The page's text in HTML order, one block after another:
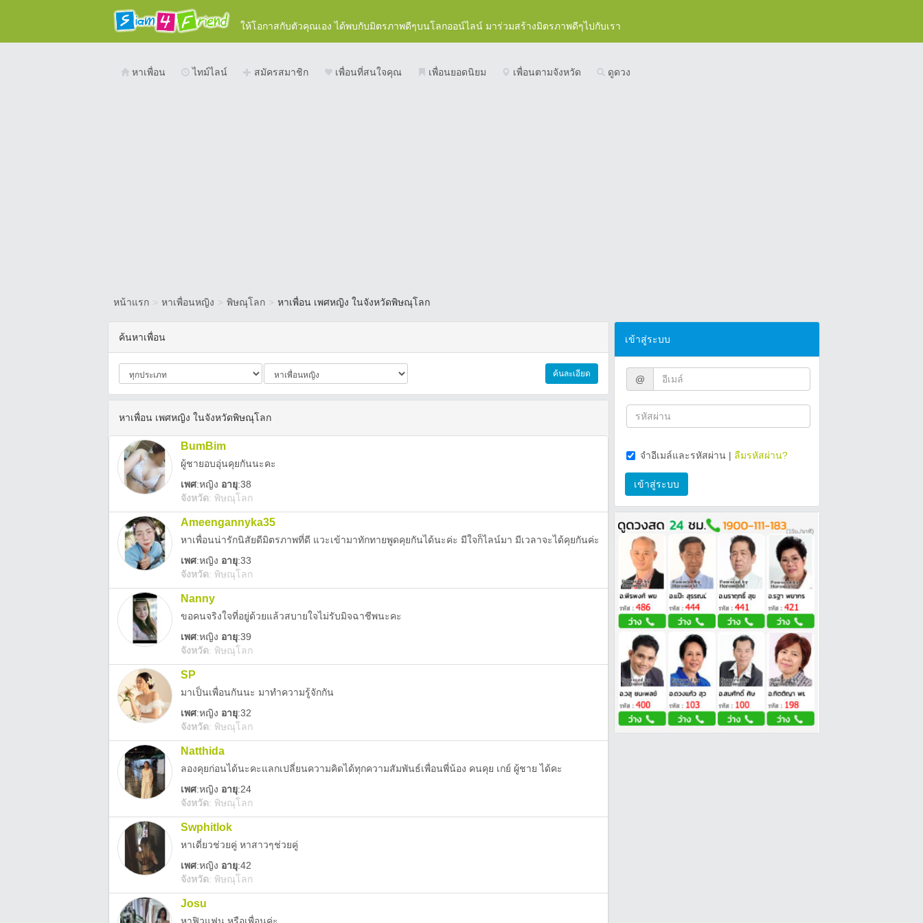
ให้โอกาสกับตัวคุณเอง ได้พบกับมิตรภาพดีๆบนโลกออน์ไลน์ มาร่วมสร้างมิตรภาพดีๆไปกับเรา
หาเพื่อน ไทม์ไลน์ สมัครสมาชิก เพื่อนที่สนใจคุณ เพื่อนยอดนิยม เพื่อนตามจังหวัด ดูดวง
หน้าแรก > หาเพื่อนหญิง > พิษณุโลก > หาเพื่อน เพศหญิง ในจังหวัดพิษณุโลก
ค้นหาเพื่อน
ค้นละเอียด
หาเพื่อน เพศหญิง ในจังหวัดพิษณุโลก
BumBim
ผู้ชายอบอุ่นคุยกันนะคะ
เพศ:หญิง อายุ:38
จังหวัด: พิษณุโลก
Ameengannyka35
หาเพื่อนน่ารักนิสัยดีมิตรภาพที่ดี แวะเข้ามาทักทายพูดคุยกันได้นะค่ะ มีใจก็ไลน์มา มีเวลาจะได้คุยกันค่ะ
เพศ:หญิง อายุ:33
จังหวัด: พิษณุโลก
Nanny
ขอคนจริงใจที่อยู่ด้วยแล้วสบายใจไม่รับมิจฉาชีพนะคะ
เพศ:หญิง อายุ:39
จังหวัด: พิษณุโลก
SP
มาเป็นเพื่อนกันนะ มาทำความรู้จักกัน
เพศ:หญิง อายุ:32
จังหวัด: พิษณุโลก
Natthida
ลองคุยก่อนได้นะคะแลกเปลี่ยนความคิดได้ทุกความสัมพันธ์เพื่อนพี่น้อง คนคุย เกย์ ผู้ชาย ได้คะ
เพศ:หญิง อายุ:24
จังหวัด: พิษณุโลก
Swphitlok
หาเดี่ยวช่วยคู่ หาสาวๆช่วยคู่
เพศ:หญิง อายุ:42
จังหวัด: พิษณุโลก
Josu
เข้าสู่ระบบ
@
จำอีเมล์และรหัสผ่าน | ลืมรหัสผ่าน?
เข้าสู่ระบบ